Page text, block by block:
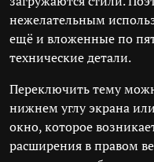
нежелательным
ещё и вложенные по
технические детали.
Переключить тему
нижнем углу экрана
окно, которое
расширения в правом